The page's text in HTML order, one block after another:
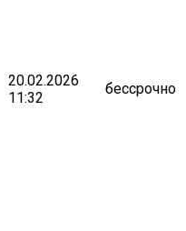
20.02.2026
11:32
бессрочно